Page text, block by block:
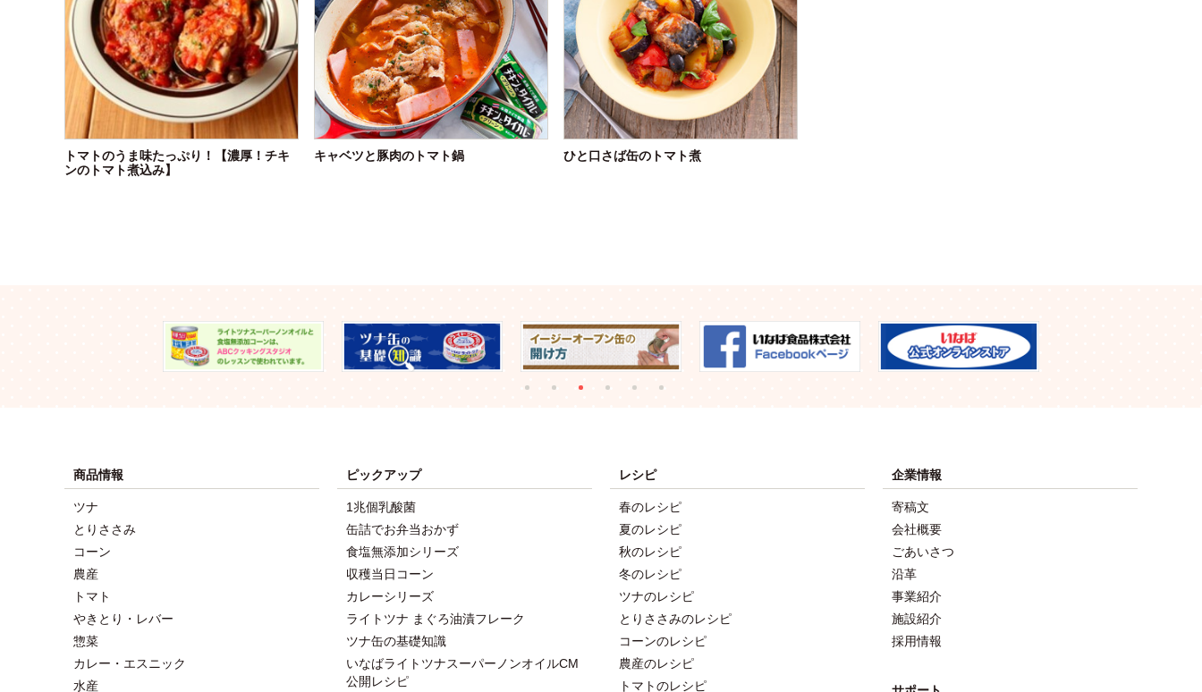
トマトのうま味たっぷり！【濃厚！チキ
ンのトマト煮込み】
キャベツと豚肉のトマト鍋 ひと口さば缶のトマト煮
商品情報
ツナ
とりささみ
コーン
農産
トマト
やきとり・レバー
惣菜
カレー・エスニック
水産
ピックアップ
1兆個乳酸菌
缶詰でお弁当おかず
食塩無添加シリーズ
収穫当日コーン
カレーシリーズ
ライトツナ まぐろ油漬フレーク
ツナ缶の基礎知識
いなばライトツナスーパーノンオイルCM
公開レシピ
レシピ
春のレシピ
夏のレシピ
秋のレシピ
冬のレシピ
ツナのレシピ
とりささみのレシピ
コーンのレシピ
農産のレシピ
トマトのレシピ
企業情報
寄稿文
会社概要
ごあいさつ
沿革
事業紹介
施設紹介
採用情報